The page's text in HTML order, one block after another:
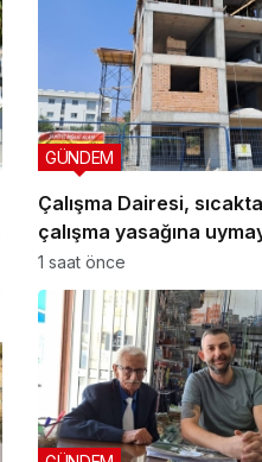
Çalışma Dairesi, sıcakta
çalışma yasağına
19 iş yerine uyarı verdi
GÜNDEM
1 saat önce